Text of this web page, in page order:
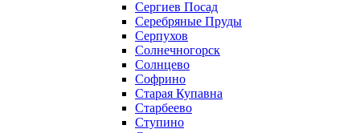
Сергиев Посад
Серебряные Пруды
Серпухов
Солнечногорск
Солнцево
Софрино
Старая Купавна
Старбеево
Ступино